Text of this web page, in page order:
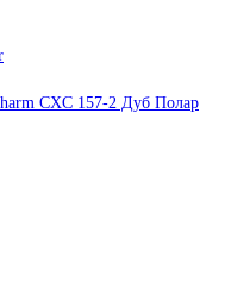
CXC 157-2 Дуб Полар